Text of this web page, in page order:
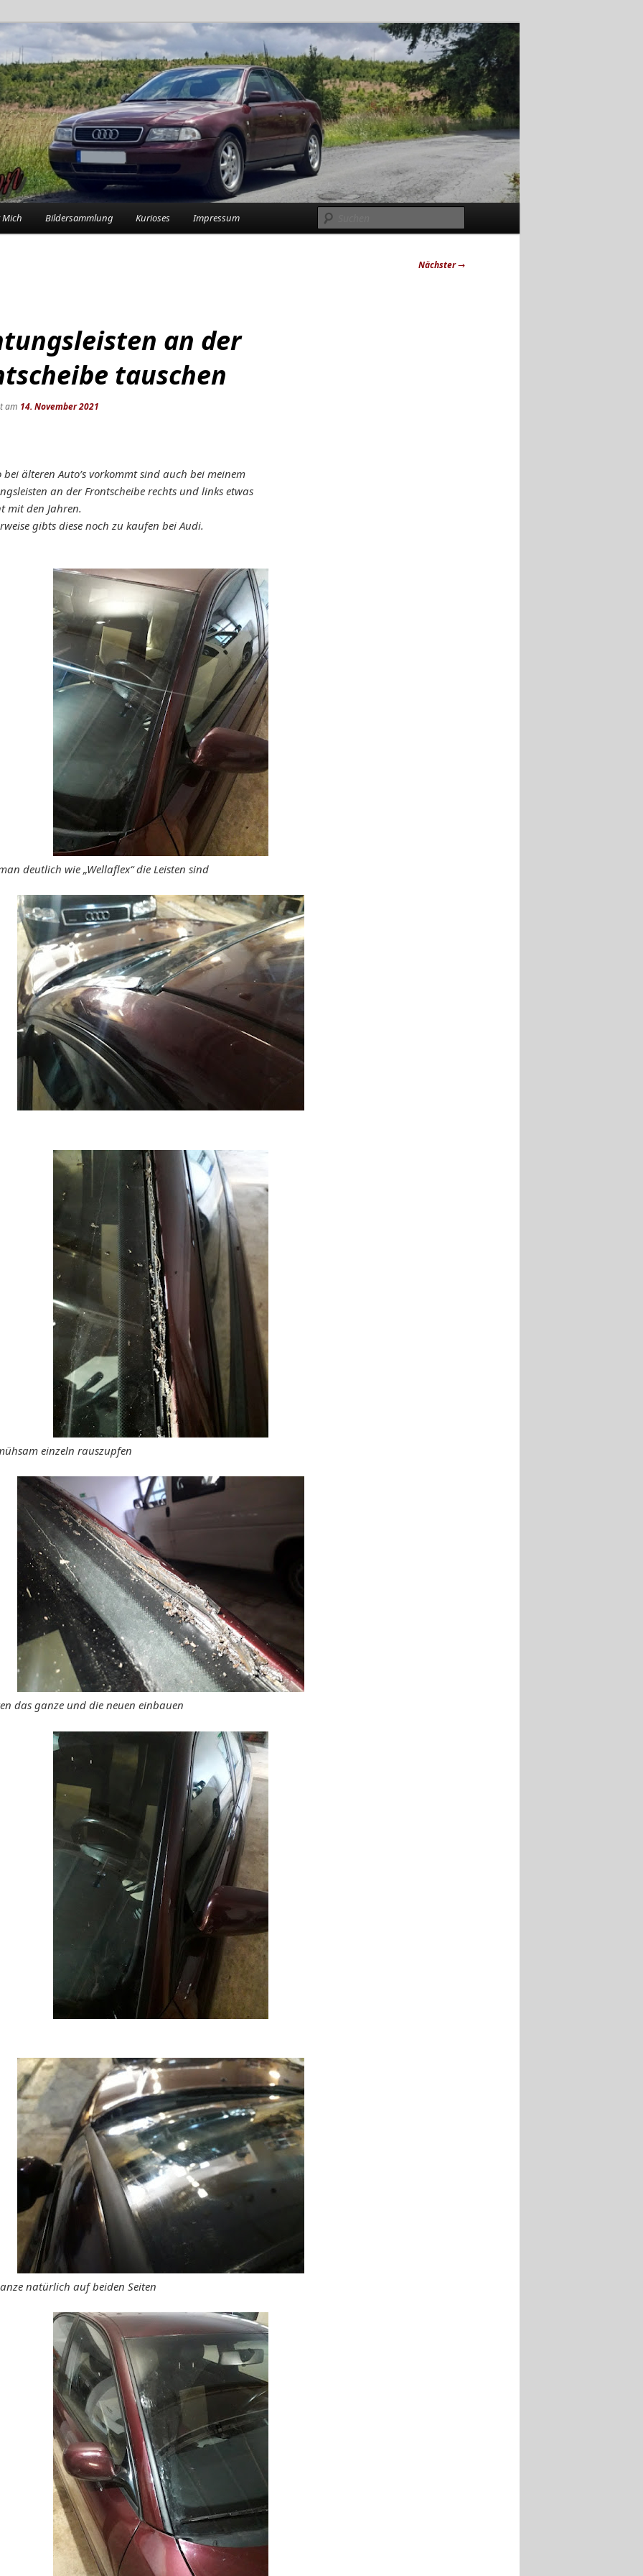
in der Garage
Bildersammlung Kurioses Impressum
Nächster→
an der
tauschen
am 14. November 2021
bei älteren Auto’s vorkommt sind auch bei meinem
an der Frontscheibe rechts und links etwas
mit den Jahren.
gibts diese noch zu kaufen bei Audi.
deutlich wie „Wellaflex“ die Leisten sind
einzeln rauszupfen
das ganze und die neuen einbauen
natürlich auf beiden Seiten